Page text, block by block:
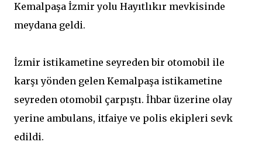
Kemalpaşa İzmir yolu Hayıtlıkır mevkisinde
meydana geldi.
İzmir istikametine seyreden bir otomobil ile
karşı yönden gelen Kemalpaşa istikametine
seyreden otomobil çarpıştı. İhbar üzerine olay
yerine ambulans, itfaiye ve polis ekipleri sevk
edildi.